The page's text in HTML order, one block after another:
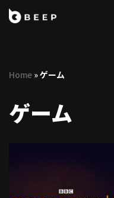
ン
へ
ス
Home »ゲーム
ゲーム